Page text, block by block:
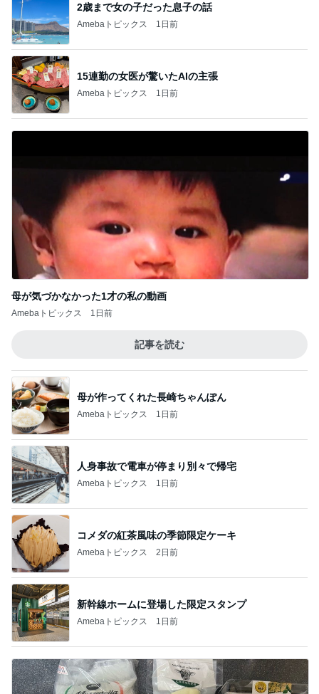
2歳まで女の子だった息子の話
Amebaトピックス 1日前
15連勤の女医が驚いたAIの主張
Amebaトピックス 1日前
母が気づかなかった1才の私の動画
Amebaトピックス 1日前
記事を読む
母が作ってくれた長崎ちゃんぽん
Amebaトピックス 1日前
人身事故で電車が停まり別々で帰宅
Amebaトピックス 1日前
コメダの紅茶風味の季節限定ケーキ
Amebaトピックス 2日前
新幹線ホームに登場した限定スタンプ
Amebaトピックス 1日前